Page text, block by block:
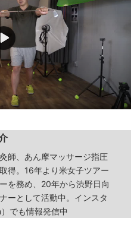
師、あん摩マッサージ指圧
得。16年より米女子ツアー
を務め、20年から渋野日向
ーとして活動中。インスタ
でも情報発信中